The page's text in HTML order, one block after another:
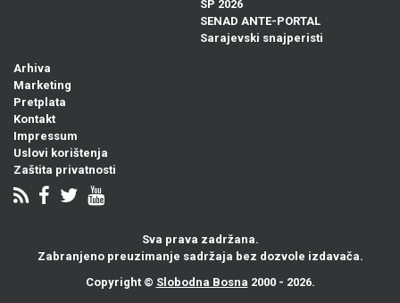
SP 2026
SENAD ANTE-PORTAL
Sarajevski snajperisti
Arhiva
Marketing
Pretplata
Kontakt
Impressum
Uslovi korištenja
Zaštita privatnosti
Sva prava zadržana.
Zabranjeno preuzimanje sadržaja bez dozvole izdavača.
Copyright © Slobodna Bosna 2000 - 2026.